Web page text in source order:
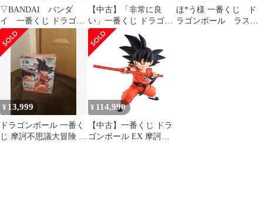
▽BANDAI バンダ
イ 一番くじ ドラゴン
ボール EX 摩訶不思議
大冒険 A賞
MASTERLISEシリー
ズ 孫悟空 フィギュ
ア 11082
【中古】「非常に良
い」一番くじ ドラゴン
ボール EX 摩訶不思議
大冒険 A賞
MASTERLISE 孫悟空
ほ*う様 一番くじ ド
ラゴンボール ラスト
¥ 13,999
ドラゴンボール 一番く
じ 摩訶不思議大冒険 A
¥ 114,990
【中古】一番くじ ドラ
ゴンボール EX 摩訶不